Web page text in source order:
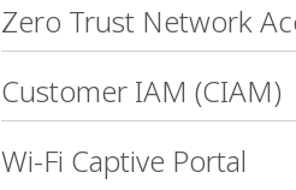
Zero Trust Network
Customer IAM (CIAM)
Wi-Fi Captive Portal